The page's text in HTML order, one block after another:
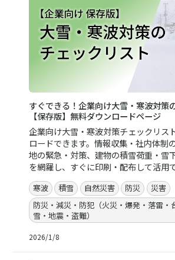
すぐできる！企業向け大雪・寒波対策
【保存版】無料ダウンロードページ
企業向け大雪・寒波対策チェックリス
ロードできます。情報収集・社内体制
地の緊急・対策、建物の積雪荷重・雪
を網羅し、すぐに印刷・配布して活用
寒波 積雪 自然災害 防災
災害
防災・減災・防犯（火災・爆発・落雷・
雪・地震・盗難）
2026/1/8